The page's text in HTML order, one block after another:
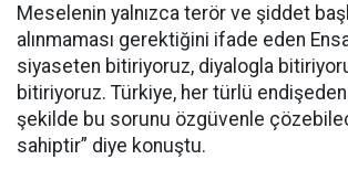
Meselenin yalnızca terör ve şiddet
alınmaması gerektiğini ifade eden
siyaseten bitiriyoruz, diyalogla
bitiriyoruz. Türkiye, her türlü
şekilde bu sorunu özgüvenle
sahiptir” diye konuştu.